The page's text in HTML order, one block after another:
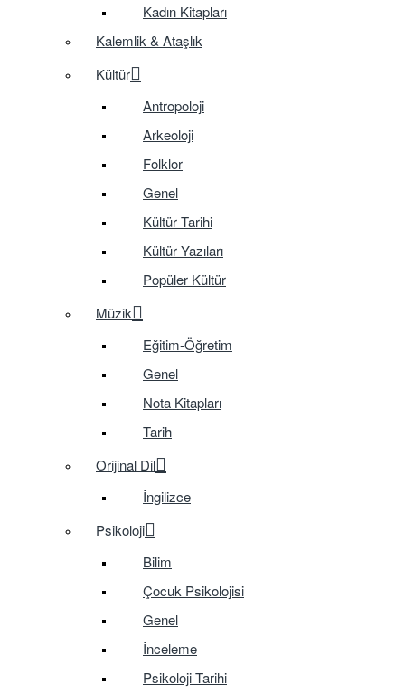
Kadın Kitapları
Kalemlik & Ataşlık
Kültür
Antropoloji
Arkeoloji
Folklor
Genel
Kültür Tarihi
Kültür Yazıları
Popüler Kültür
Müzik
Eğitim-Öğretim
Genel
Nota Kitapları
Tarih
Orijinal Dil
İngilizce
Psikoloji
Bilim
Çocuk Psikolojisi
Genel
İnceleme
Psikoloji Tarihi